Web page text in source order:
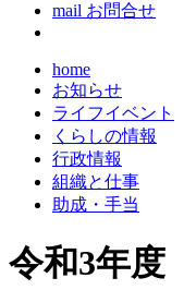
mail お問合せ
home
お知らせ
ライフイベント
くらしの情報
行政情報
組織と仕事
助成・手当
令和3年度